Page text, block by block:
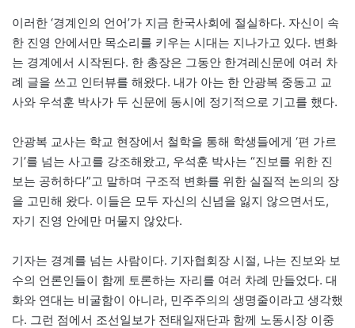
이러한 ‘경계인의 언어’가 지금 한국사회에 절실하다. 자신이 속
한 진영 안에서만 목소리를 키우는 시대는 지나가고 있다. 변화
는 경계에서 시작된다. 한 총장은 그동안 한겨레신문에 여러 차
례 글을 쓰고 인터뷰를 해왔다. 내가 아는 한 안광복 중동고 교
사와 우석훈 박사가 두 신문에 동시에 정기적으로 기고를 했다.
안광복 교사는 학교 현장에서 철학을 통해 학생들에게 ‘편 가르
기’를 넘는 사고를 강조해왔고, 우석훈 박사는 “진보를 위한 진
보는 공허하다”고 말하며 구조적 변화를 위한 실질적 논의의 장
을 고민해 왔다. 이들은 모두 자신의 신념을 잃지 않으면서도,
자기 진영 안에만 머물지 않았다.
기자는 경계를 넘는 사람이다. 기자협회장 시절, 나는 진보와 보
수의 언론인들이 함께 토론하는 자리를 여러 차례 만들었다. 대
화와 연대는 비굴함이 아니라, 민주주의의 생명줄이라고 생각했
다. 그런 점에서 조선일보가 전태일재단과 함께 노동시장 이중